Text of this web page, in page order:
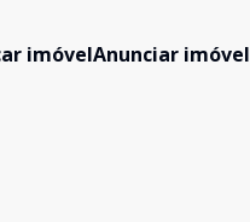
imóvelAnunciar imóvel